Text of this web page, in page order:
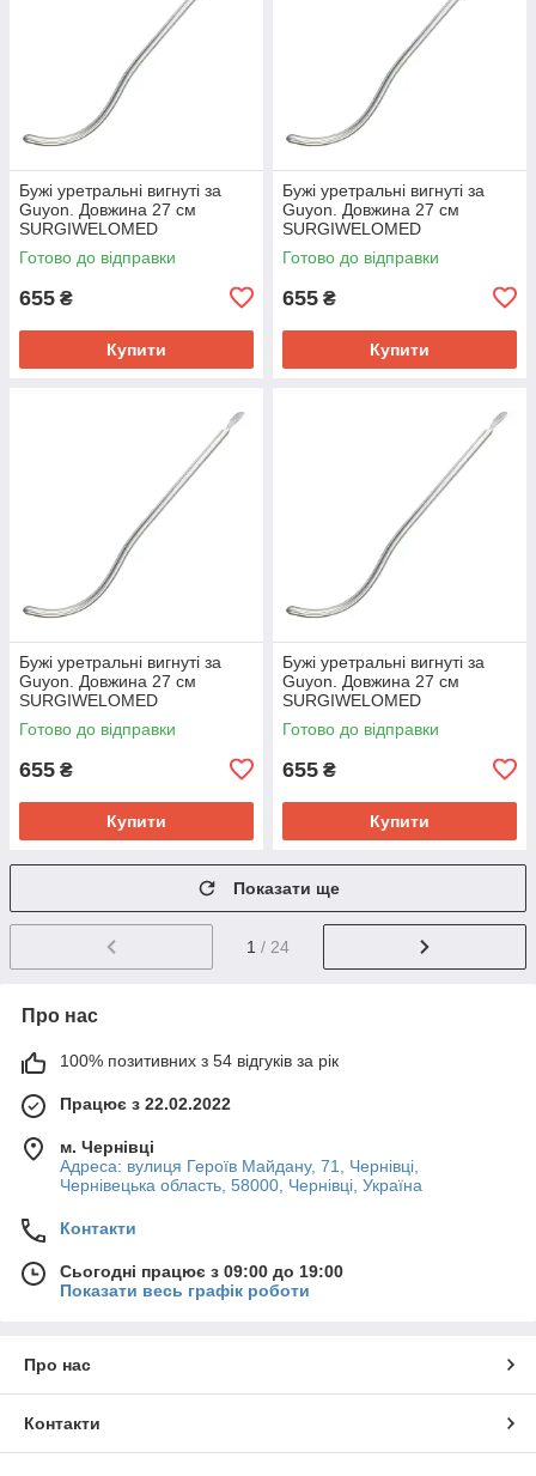
Бужі уретральні вигнуті за
Guyon. Довжина 27 см
SURGIWELOMED
Готово до відправки
655 ₴
Купити
Бужі уретральні вигнуті за
Guyon. Довжина 27 см
SURGIWELOMED
Готово до відправки
655 ₴
Купити
Бужі уретральні вигнуті за
Guyon. Довжина 27 см
SURGIWELOMED
Готово до відправки
655 ₴
Купити
Бужі уретральні вигнуті за
Guyon. Довжина 27 см
SURGIWELOMED
Готово до відправки
655 ₴
Купити
Показати ще
1 / 24
Про нас
100% позитивних з 54 відгуків за рік
Працює з 22.02.2022
м. Чернівці
Адреса: вулиця Героїв Майдану, 71, Чернівці,
Чернівецька область, 58000, Чернівці, Україна
Контакти
Сьогодні працює з 09:00 до 19:00
Показати весь графік роботи
Про нас
Контакти